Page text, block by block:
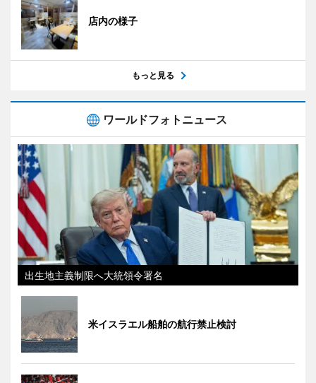
店内の様子
もっと見る
ワールドフォトニュース
出生地主義制限へ大統領令署名
米イスラエル船舶の航行禁止検討